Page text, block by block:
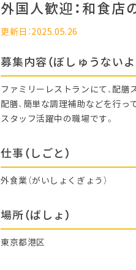
外国人歓迎：和食店
更新日：2025.05.26
募集内容（ぼしゅうないよ
ファミリーレストランにて、配膳
配膳、簡単な調理補助などを行っ
スタッフ活躍中の職場です。
仕事（しごと）
外食業（がいしょくぎょう）
場所（ばしょ）
東京都港区